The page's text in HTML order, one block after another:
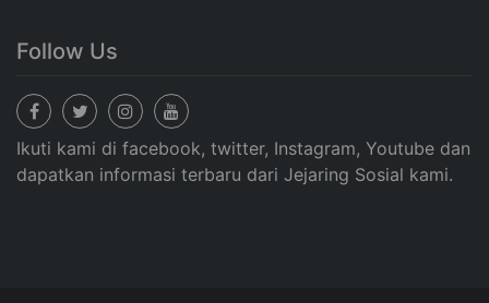
Follow Us
Ikuti kami di facebook, twitter, Instagram, Youtube dan
dapatkan informasi terbaru dari Jejaring Sosial kami.